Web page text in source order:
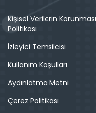
Kişisel Verilerin Korunması
Politikası
İzleyici Temsilcisi
Kullanım Koşulları
Aydınlatma Metni
Çerez Politikası